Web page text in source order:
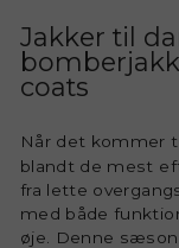
Jakker til
coats
Når det kommer
blandt de mest
fra lette
med både
øje. Denne